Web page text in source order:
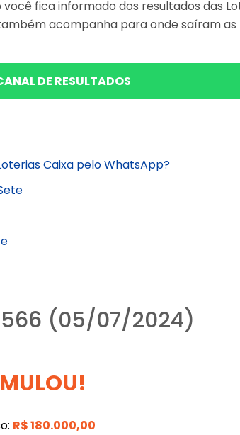
fica informado dos resultados das
acompanha para onde saíram
DE RESULTADOS
Caixa pelo WhatsApp?
566 (05/07/2024)
R$180.000,00